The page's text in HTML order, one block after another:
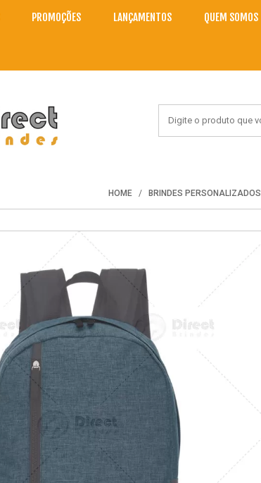
PROMOÇÕES LANÇAMENTOS QUEM SOMOS
HOME BRINDES PERSONALIZADOS